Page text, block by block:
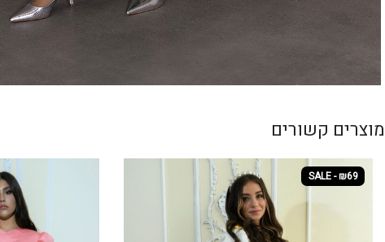
מוצרים קשורים
SALE - ₪69